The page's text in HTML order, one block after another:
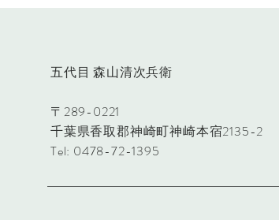
五代目 森山清次兵衛
〒289-0221
千葉県香取郡神崎町神崎本宿2135-2
Tel: 0478-72-1395